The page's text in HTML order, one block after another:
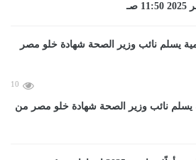
10
يسلم نائب وزير الصحة شهادة خلو مصر من